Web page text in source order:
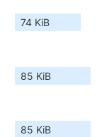
74 KiB
85 KiB
85 KiB